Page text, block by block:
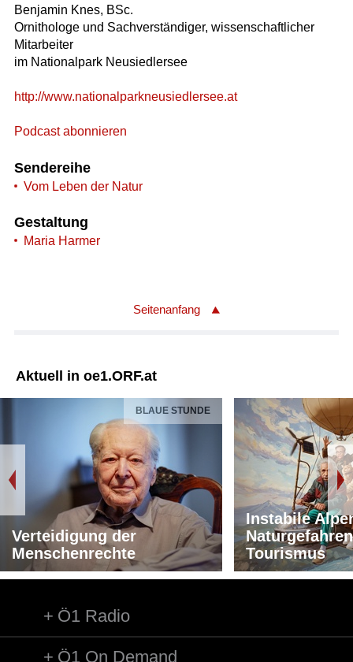
Benjamin Knes, BSc.
Ornithologe und Sachverständiger, wissenschaftlicher
Mitarbeiter
im Nationalpark Neusiedlersee
http://www.nationalparkneusiedlersee.at
Podcast abonnieren
Sendereihe
Vom Leben der Natur
Gestaltung
Maria Harmer
Seitenanfang
Aktuell in oe1.ORF.at
BLAUE STUNDE
Verteidigung der
Menschenrechte
Instabile
Tourismus
Ö1 Radio
Ö1 On Demand